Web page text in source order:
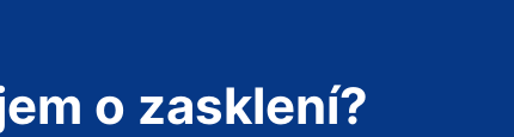
o zasklení?